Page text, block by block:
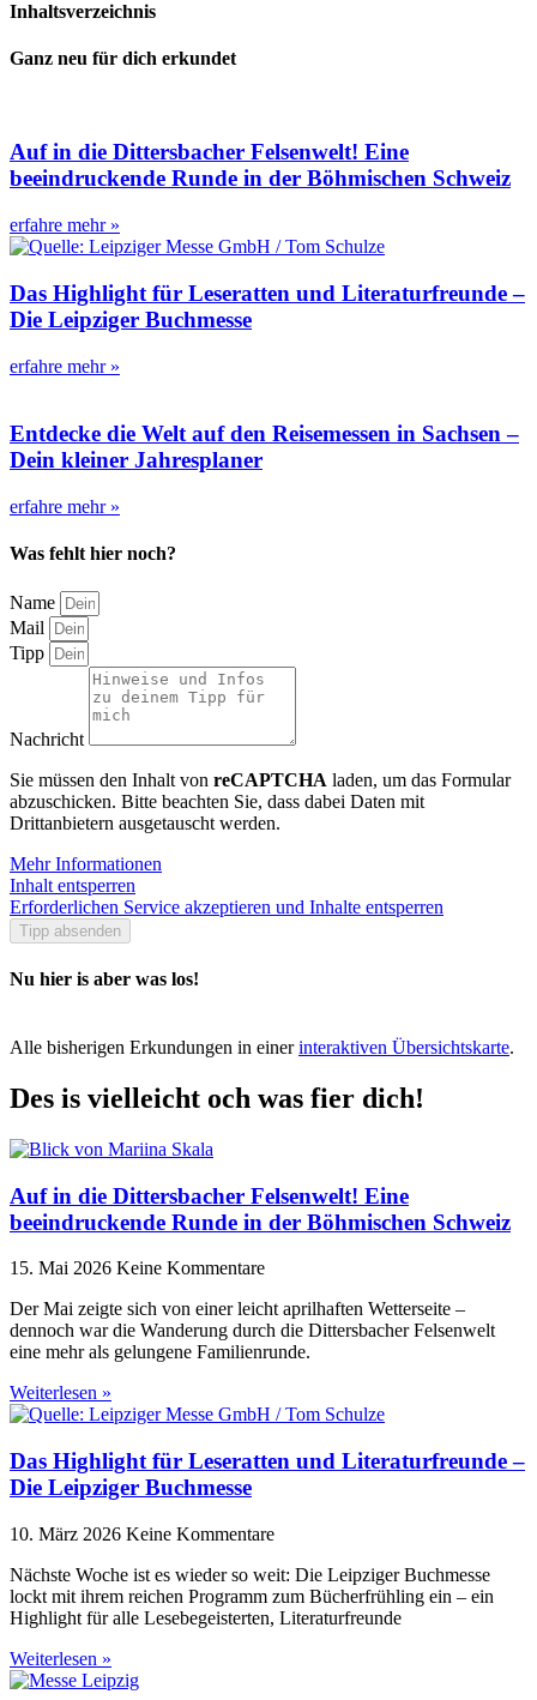
Inhaltsverzeichnis
Ganz neu für dich erkundet
Auf in die Dittersbacher Felsenwelt! Eine
beeindruckende Runde in der Böhmischen Schweiz
erfahre mehr »
Das Highlight für Leseratten und Literaturfreunde –
Die Leipziger Buchmesse
erfahre mehr »
Entdecke die Welt auf den Reisemessen in Sachsen –
Dein kleiner Jahresplaner
erfahre mehr »
Was fehlt hier noch?
Name
Mail
Tipp
Nachricht
Sie müssen den Inhalt von reCAPTCHA laden, um das Formular
abzuschicken. Bitte beachten Sie, dass dabei Daten mit
Drittanbietern ausgetauscht werden.
Mehr Informationen
Inhalt entsperren
Erforderlichen Service akzeptieren und Inhalte entsperren
Tipp absenden
Nu hier is aber was los!
Alle bisherigen Erkundungen in einerinteraktiven Übersichtskarte.
Des is vielleicht och was fier dich!
Auf in die Dittersbacher Felsenwelt! Eine
beeindruckende Runde in der Böhmischen Schweiz
15. Mai 2026 Keine Kommentare
Der Mai zeigte sich von einer leicht aprilhaften Wetterseite –
dennoch war die Wanderung durch die Dittersbacher Felsenwelt
eine mehr als gelungene Familienrunde.
Weiterlesen »
Das Highlight für Leseratten und Literaturfreunde –
Die Leipziger Buchmesse
10. März 2026 Keine Kommentare
Nächste Woche ist es wieder so weit: Die Leipziger Buchmesse
lockt mit ihrem reichen Programm zum Bücherfrühling ein – ein
Highlight für alle Lesebegeisterten, Literaturfreunde
Weiterlesen »